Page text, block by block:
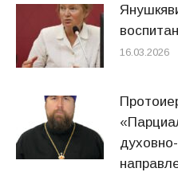
16.03.2026